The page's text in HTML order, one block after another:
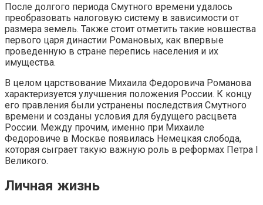
После долгого периода Смутного времени удалось
преобразовать налоговую систему в зависимости от
размера земель. Также стоит отметить такие новшества
первого царя династии Романовых, как впервые
проведенную в стране перепись населения и их
имущества.
В целом царствование Михаила Федоровича Романова
характеризуется улучшения положения России. К концу
его правления были устранены последствия Смутного
времени и созданы условия для будущего расцвета
России. Между прочим, именно при Михаиле
Федоровиче в Москве появилась Немецкая слобода,
которая сыграет такую важную роль в реформах Петра I
Великого.
Личная жизнь